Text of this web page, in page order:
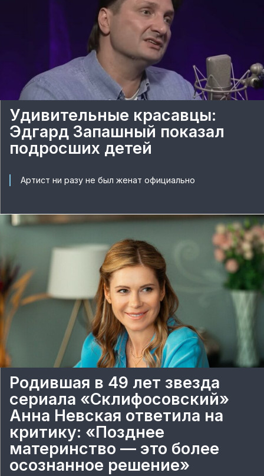
Удивительные красавцы:
Эдгард Запашный показал
подросших детей
Артист ни разу не был женат официально
Родившая в 49 лет звезда
сериала «Склифосовский»
Анна Невская ответила на
критику: «Позднее
материнство — это более
осознанное решение»